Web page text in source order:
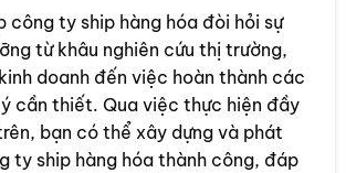
công ty ship hàng hóa đòi hỏi sự
từ khâu nghiên cứu thị trường,
doanh đến việc hoàn thành các
cần thiết. Qua việc thực hiện đầy
bạn có thể xây dựng và phát
ty ship hàng hóa thành công, đáp